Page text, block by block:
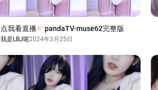
点我看直播 pandaTV-muse62完整版
我是LBJ呢2024年3月25日